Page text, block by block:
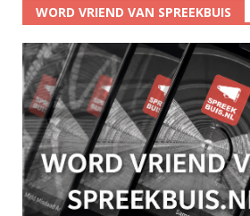
WORD VRIEND VAN SPREEKBUIS